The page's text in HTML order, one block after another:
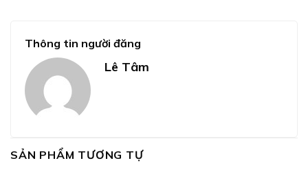
Thông tin người đăng
Lê Tâm
SẢN PHẨM TƯƠNG TỰ